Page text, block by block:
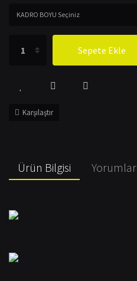
Sepete Ekle
Karşılaştır
Ürün Bilgisi Yorumlar